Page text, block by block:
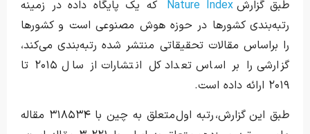
طبق گزارش Nature Index که یک پایگاه داده در زمینه
رتبه‌بندی کشورها در حوزه هوش مصنوعی است و کشورها
را براساس مقالات تحقیقاتی منتشر شده رتبه‌بندی می‌کند،
گزارشی را بر اساس تعداد کل انتشارات از سال ۲۰۱۵ تا
۲۰۱۹ ارائه داده است.
طبق این گزارش، رتبه اول متعلق به چین با ۳۱۸۵۳۴ مقاله